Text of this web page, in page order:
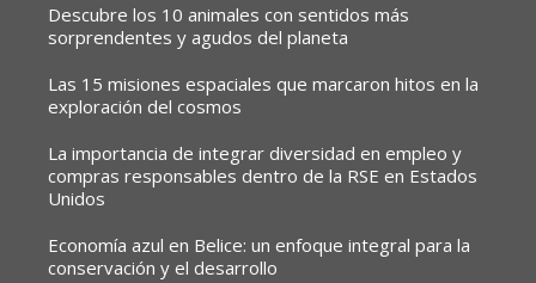
Descubre los 10 animales con sentidos más
sorprendentes y agudos del planeta
Las 15 misiones espaciales que marcaron hitos en la
exploración del cosmos
La importancia de integrar diversidad en empleo y
compras responsables dentro de la RSE en Estados
Unidos
Economía azul en Belice: un enfoque integral para la
conservación y el desarrollo